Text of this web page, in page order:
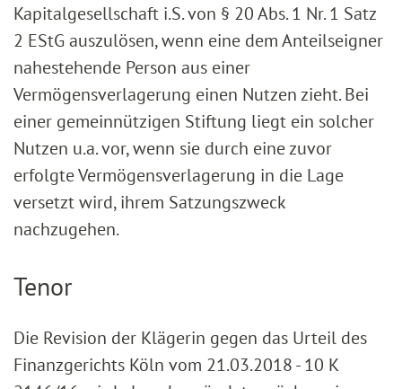
Kapitalgesellschaft i.S. von § 20 Abs. 1 Nr. 1 Satz
2 EStG auszulösen, wenn eine dem Anteilseigner
nahestehende Person aus einer
Vermögensverlagerung einen Nutzen zieht. Bei
einer gemeinnützigen Stiftung liegt ein solcher
Nutzen u.a. vor, wenn sie durch eine zuvor
erfolgte Vermögensverlagerung in die Lage
versetzt wird, ihrem Satzungszweck
nachzugehen.
Tenor
Die Revision der Klägerin gegen das Urteil des
Finanzgerichts Köln vom 21.03.2018 - 10 K